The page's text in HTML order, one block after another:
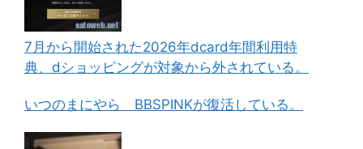
7月から開始された2026年dcard年間利用特
典、dショッピングが対象から外されている。
いつのまにやら BBSPINKが復活している。